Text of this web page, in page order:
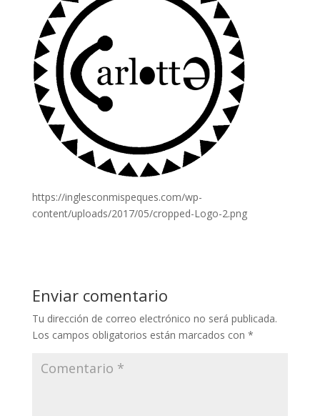
https://inglesconmispeques.com/wp-
content/uploads/2017/05/cropped-Logo-2.png
Enviar comentario
Tu dirección de correo electrónico no será publicada.
Los campos obligatorios están marcados con *